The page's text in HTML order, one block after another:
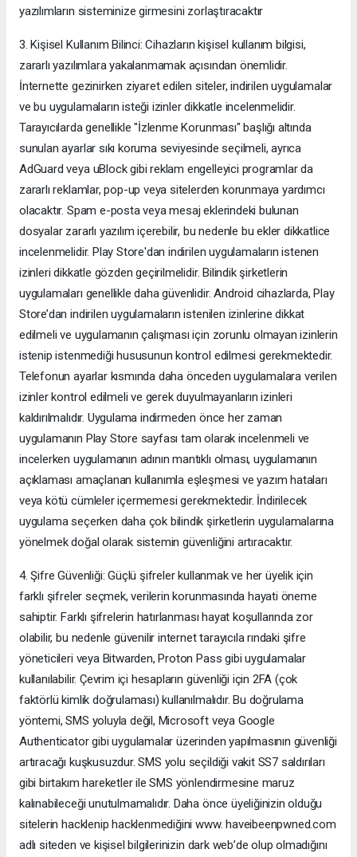
yazılımların sisteminize girmesini zorlaştıracaktır
3. Kişisel Kullanım Bilinci: Cihazların kişisel kullanım bilgisi,
zararlı yazılımlara yakalanmamak açısından önemlidir.
İnternette gezinirken ziyaret edilen siteler, indirilen uygulamalar
ve bu uygulamaların isteği izinler dikkatle incelenmelidir.
Tarayıcılarda genellikle "İzlenme Korunması" başlığı altında
sunulan ayarlar sıkı koruma seviyesinde seçilmeli, ayrıca
AdGuard veya uBlock gibi reklam engelleyici programlar da
zararlı reklamlar, pop-up veya sitelerden korunmaya yardımcı
olacaktır. Spam e-posta veya mesaj eklerindeki bulunan
dosyalar zararlı yazılım içerebilir, bu nedenle bu ekler dikkatlice
incelenmelidir. Play Store'dan indirilen uygulamaların istenen
izinleri dikkatle gözden geçirilmelidir. Bilindik şirketlerin
uygulamaları genellikle daha güvenlidir. Android cihazlarda, Play
Store’dan indirilen uygulamaların istenilen izinlerine dikkat
edilmeli ve uygulamanın çalışması için zorunlu olmayan izinlerin
istenip istenmediği hususunun kontrol edilmesi gerekmektedir.
Telefonun ayarlar kısmında daha önceden uygulamalara verilen
izinler kontrol edilmeli ve gerek duyulmayanların izinleri
kaldırılmalıdır. Uygulama indirmeden önce her zaman
uygulamanın Play Store sayfası tam olarak incelenmeli ve
incelerken uygulamanın adının mantıklı olması, uygulamanın
açıklaması amaçlanan kullanımla eşleşmesi ve yazım hataları
veya kötü cümleler içermemesi gerekmektedir. İndirilecek
uygulama seçerken daha çok bilindik şirketlerin uygulamalarına
yönelmek doğal olarak sistemin güvenliğini artıracaktır.
4. Şifre Güvenliği: Güçlü şifreler kullanmak ve her üyelik için
farklı şifreler seçmek, verilerin korunmasında hayati öneme
sahiptir. Farklı şifrelerin hatırlanması hayat koşullarında zor
olabilir, bu nedenle güvenilir internet tarayıcıla rındaki şifre
yöneticileri veya Bitwarden, Proton Pass gibi uygulamalar
kullanılabilir. Çevrim içi hesapların güvenliği için 2FA (çok
faktörlü kimlik doğrulaması) kullanılmalıdır. Bu doğrulama
yöntemi, SMS yoluyla değil, Microsoft veya Google
Authenticator gibi uygulamalar üzerinden yapılmasının güvenliği
artıracağı kuşkusuzdur. SMS yolu seçildiği vakit SS7 saldırıları
gibi birtakım hareketler ile SMS yönlendirmesine maruz
kalınabileceği unutulmamalıdır. Daha önce üyeliğinizin olduğu
sitelerin hacklenip hacklenmediğini www. haveibeenpwned.com
adlı siteden ve kişisel bilgilerinizin dark web’de olup olmadığını